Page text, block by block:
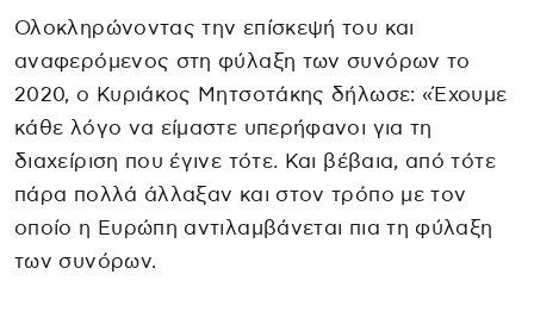
Ολοκληρώνοντας την επίσκεψή του και
αναφερόμενος στη φύλαξη των συνόρων το
2020, ο Κυριάκος Μητσοτάκης δήλωσε: «Έχουμε
κάθε λόγο να είμαστε υπερήφανοι για τη
διαχείριση που έγινε τότε. Και βέβαια, από τότε
πάρα πολλά άλλαξαν και στον τρόπο με τον
οποίο η Ευρώπη αντιλαμβάνεται πια τη φύλαξη
των συνόρων.